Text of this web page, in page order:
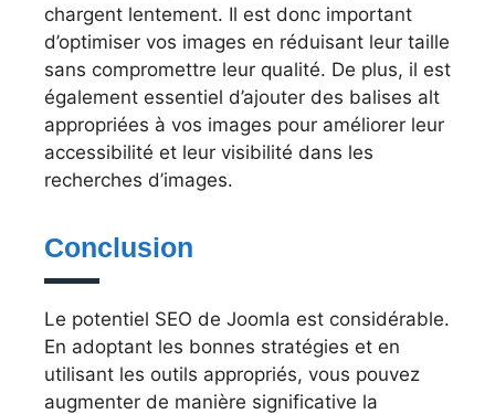
chargent lentement. Il est donc important
d’optimiser vos images en réduisant leur taille
sans compromettre leur qualité. De plus, il est
également essentiel d’ajouter des balises alt
appropriées à vos images pour améliorer leur
accessibilité et leur visibilité dans les
recherches d’images.
Conclusion
Le potentiel SEO de Joomla est considérable.
En adoptant les bonnes stratégies et en
utilisant les outils appropriés, vous pouvez
augmenter de manière significative la